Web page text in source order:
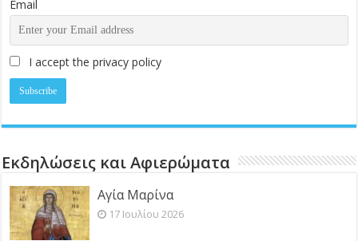
Email
I accept the privacy policy
Εκδηλώσεις και Αφιερώματα
Αγία Μαρίνα
17 Ιουλίου 2026